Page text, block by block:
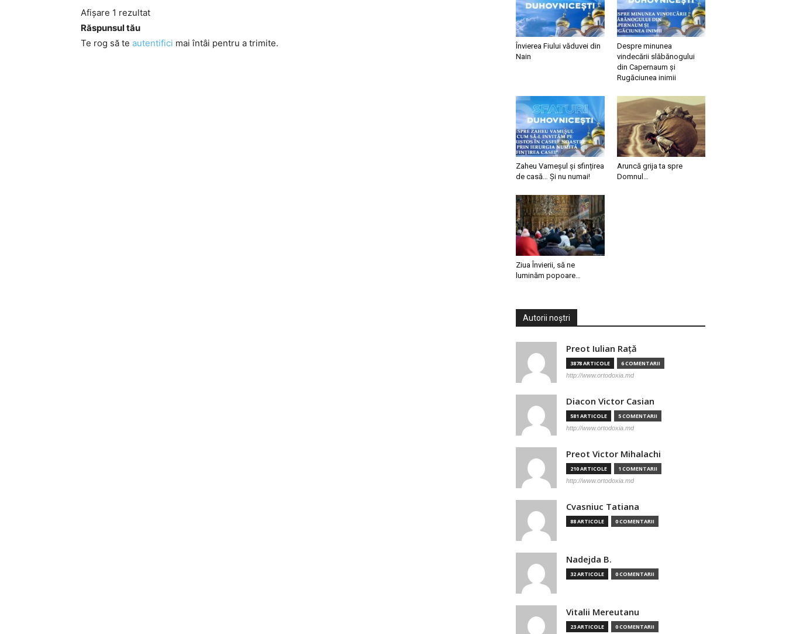
Afișare 1 rezultat
Răspunsul tău
Te rog să te autentifici mai întâi pentru a trimite.
Învierea Fiului văduvei din
Nain
Despre minunea
vindecării slăbănogului
din Capernaum și
Rugăciunea inimii
Zaheu Vameșul și sfințirea
de casă… Și nu numai!
Aruncă grija ta spre
Domnul…
Ziua Învierii, să ne
luminăm popoare…
Autorii noștri
Preot Iulian Raţă
3878 ARTICOLE 6 COMENTARII
http://www.ortodoxia.md
Diacon Victor Casian
581 ARTICOLE 5 COMENTARII
http://www.ortodoxia.md
Preot Victor Mihalachi
210 ARTICOLE 1 COMENTARII
http://www.ortodoxia.md
Cvasniuc Tatiana
88 ARTICOLE 0 COMENTARII
Nadejda B.
32 ARTICOLE 0 COMENTARII
Vitalii Mereutanu
23 ARTICOLE 0 COMENTARII